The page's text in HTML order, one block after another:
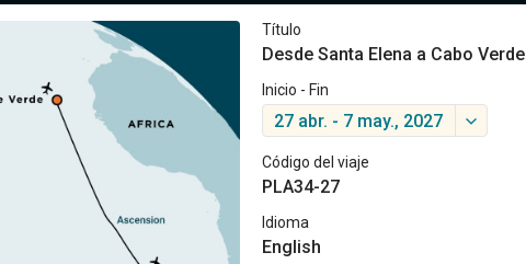
Título
Desde Santa Elena a Cabo Verde
Inicio - Fin
27 abr. - 7 may., 2027
Código del viaje
PLA34-27
Idioma
English